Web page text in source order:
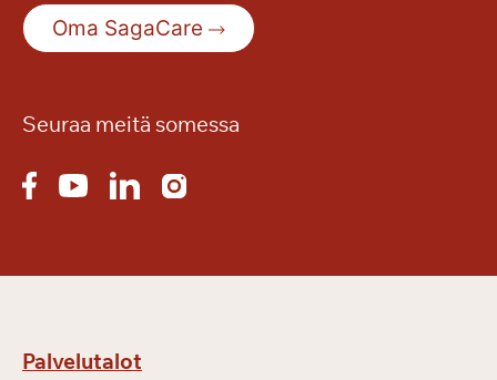
Oma SagaCare
Seuraa meitä somessa
Palvelutalot